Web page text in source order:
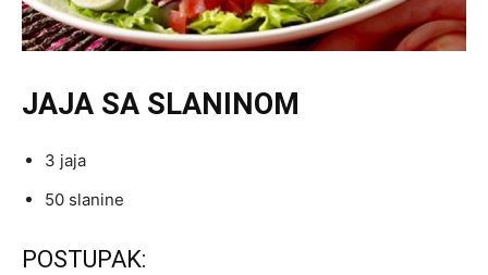
JAJA SA SLANINOM
3 jaja
50 slanine
POSTUPAK: